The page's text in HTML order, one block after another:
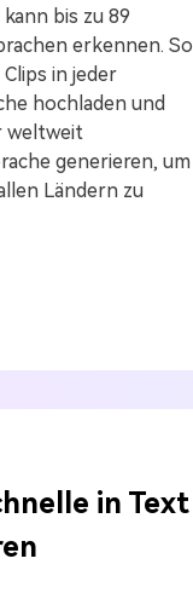
kann bis zu 89
erkennen. So
in jeder
hochladen und
weltweit
generieren, um
Ländern zu
in Text